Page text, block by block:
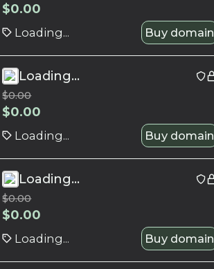
$0.00
Loading... Buy domain
Loading...
$0.00
$0.00
Loading... Buy domain
Loading...
$0.00
$0.00
Loading... Buy domain